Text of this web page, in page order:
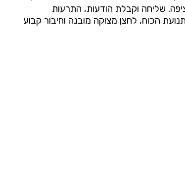
שליחה וקבלת הודעות, התרעות
הכוח, לחצן מצוקה מובנה וחיבור קבוע